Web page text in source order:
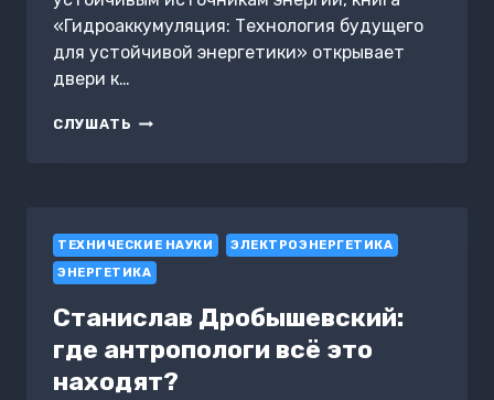
«Гидроаккумуляция: Технология будущего
для устойчивой энергетики» открывает
двери к…
СЛУШАТЬ ГИДРОАККУМУЛЯЦИЯ:
ТЕХНИЧЕСКИЕ НАУКИ
ЭЛЕКТРОЭНЕРГЕТИКА
ЭНЕРГЕТИКА
Станислав Дробышевский:
где антропологи всё это
находят?